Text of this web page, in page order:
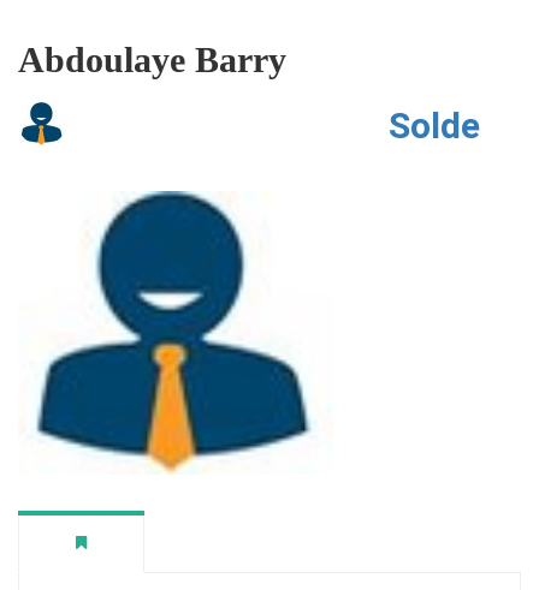
Abdoulaye Barry
Solde